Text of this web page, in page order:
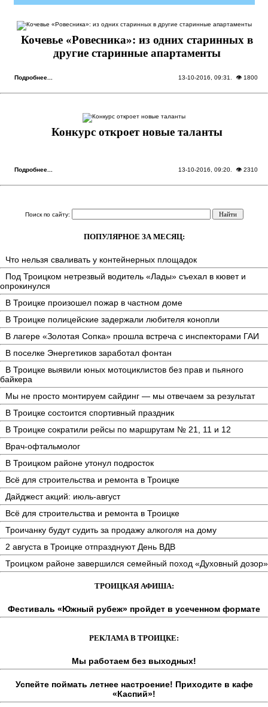
Кочевье «Ровесника»: из одних старинных в
другие старинные апартаменты
Подробнее... 13-10-2016, 09:31 . 👁 1800
Конкурс откроет новые таланты
Подробнее... 13-10-2016, 09:20. 👁 2310
Поиск по сайту:
ПОПУЛЯРНОЕ ЗА МЕСЯЦ:
Что нельзя сваливать у контейнерных площадок
Под Троицком нетрезвый водитель «Лады» съехал в кювет и
опрокинулся
В Троицке произошел пожар в частном доме
В Троицке полицейские задержали любителя конопли
В лагере «Золотая Сопка» прошла встреча с инспекторами ГАИ
В поселке Энергетиков заработал фонтан
В Троицке выявили юных мотоциклистов без прав и пьяного
байкера
Мы не просто монтируем сайдинг — мы отвечаем за результат
В Троицке состоится спортивный праздник
В Троицке сократили рейсы по маршрутам № 21, 11 и 12
Врач-офтальмолог
В Троицком районе утонул подросток
Всё для строительства и ремонта в Троицке
Дайджест акций: июль-август
Всё для строительства и ремонта в Троицке
Троичанку будут судить за продажу алкоголя на дому
2 августа в Троицке отпразднуют День ВДВ
Троицком районе завершился семейный поход «Духовный дозор»
ТРОИЦКАЯ АФИША:
Фестиваль «Южный рубеж» пройдет в усеченном формате
РЕКЛАМА В ТРОИЦКЕ:
Мы работаем без выходных!
Успейте поймать летнее настроение! Приходите в кафе
«Каспий»!